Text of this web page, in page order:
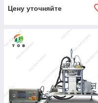
Цену уточняйте